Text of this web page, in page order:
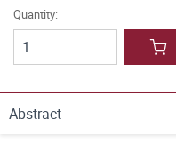
Quantity:
Abstract